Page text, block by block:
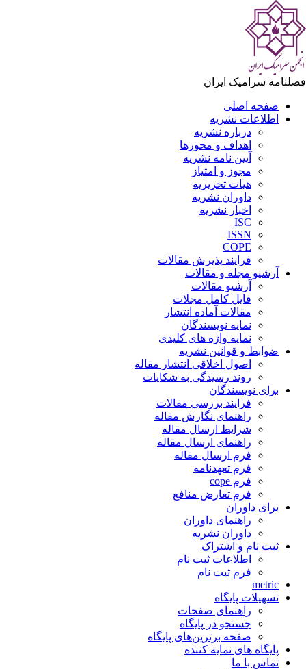
سرامیک ایران
صفحه اصلی
اطلاعات نشریه
درباره نشریه
اهداف و محورها
آیین نامه نشریه
مجوز و امتیاز
هیات تحریریه
داوران نشریه
اخبار نشریه
ISC
ISSN
COPE
فرایند پذیرش مقالات
آرشیو مجله و مقالات
آرشیو مقالات
فایل کامل مجلات
مقالات آماده انتشار
نمایه نویسندگان
نمایه واژه های کلیدی
ضوابط و قوانین نشریه
اصول اخلاقی انتشار مقاله
روند رسیدگی به شکایات
برای نویسندگان
فرایند بررسی مقالات
راهنمای نگارش مقاله
شرایط ارسال مقاله
راهنمای ارسال مقاله
فرم ارسال مقاله
فرم تعهدنامه
فرم cope
فرم تعارض منافع
برای داوران
راهنمای داوران
داوران نشریه
ثبت نام و اشتراک
اطلاعات ثبت نام
فرم ثبت نام
metric
تسهیلات پایگاه
راهنمای صفحات
جستجو در پایگاه
صفحه برترین‌های پایگاه
پایگاه های نمایه کننده
تماس با ما